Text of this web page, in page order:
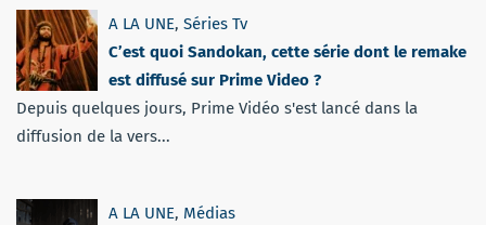
A LA UNE, Séries Tv
C’est quoi Sandokan, cette série dont le remake
est diffusé sur Prime Video ?
Depuis quelques jours, Prime Vidéo s'est lancé dans la
diffusion de la vers...
A LA UNE, Médias